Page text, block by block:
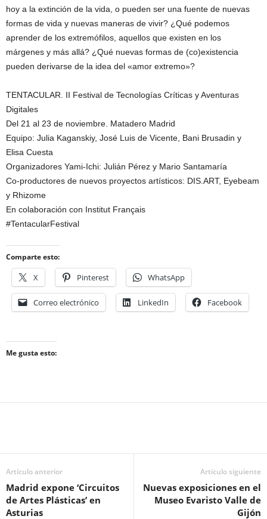
hoy a la extinción de la vida, o pueden ser una fuente de nuevas
formas de vida y nuevas maneras de vivir? ¿Qué podemos
aprender de los extremófilos, aquellos que existen en los
márgenes y más allá? ¿Qué nuevas formas de (co)existencia
pueden derivarse de la idea del «amor extremo»?
TENTACULAR. II Festival de Tecnologías Críticas y Aventuras
Digitales
Del 21 al 23 de noviembre. Matadero Madrid
Equipo: Julia Kaganskiy, José Luis de Vicente, Bani Brusadin y
Elisa Cuesta
Organizadores Yami-Ichi: Julián Pérez y Mario Santamaría
Co-productores de nuevos proyectos artísticos: DIS.ART, Eyebeam
y Rhizome
En colaboración con Institut Français
#TentacularFestival
Comparte esto:
X Pinterest WhatsApp
Correo electrónico LinkedIn Facebook
Me gusta esto:
Artículo anterior
Madrid expone ‘Circuitos
de Artes Plásticas’ en
Asturias
Artículo siguiente
Nuevas exposiciones en el
Museo Evaristo Valle de
Gijón